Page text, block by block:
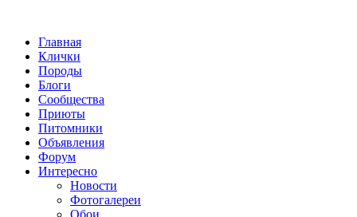
Главная
Клички
Породы
Блоги
Сообщества
Приюты
Питомники
Объявления
Форум
Интересно
Новости
Фотогалереи
Обои